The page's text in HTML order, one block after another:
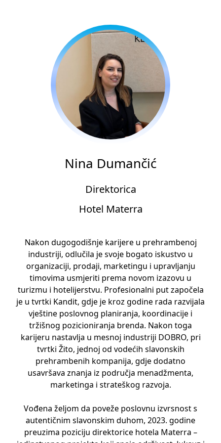
Nina Dumančić
Direktorica
Hotel Materra
Nakon dugogodišnje karijere u prehrambenoj
industriji, odlučila je svoje bogato iskustvo u
organizaciji, prodaji, marketingu i upravljanju
timovima usmjeriti prema novom izazovu u
turizmu i hotelijerstvu. Profesionalni put započela
je u tvrtki Kandit, gdje je kroz godine rada razvijala
vještine poslovnog planiranja, koordinacije i
tržišnog pozicioniranja brenda. Nakon toga
karijeru nastavlja u mesnoj industriji DOBRO, pri
tvrtki Žito, jednoj od vodećih slavonskih
prehrambenih kompanija, gdje dodatno
usavršava znanja iz područja menadžmenta,
marketinga i strateškog razvoja.
Vođena željom da poveže poslovnu izvrsnost s
autentičnim slavonskim duhom, 2023. godine
preuzima poziciju direktorice hotela Materra –